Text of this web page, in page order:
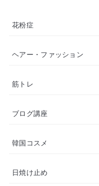
花粉症
ヘアー・ファッション
筋トレ
ブログ講座
韓国コスメ
日焼け止め